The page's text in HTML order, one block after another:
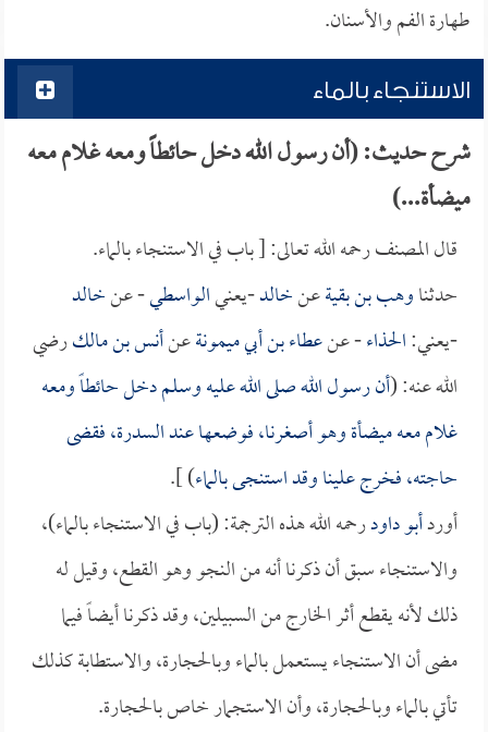
طهارة الفم والأسنان.
الاستنجاء بالماء
شرح حديث: (أن رسول الله دخل حائطاً ومعه غلام معه
ميضأة...)
قال المصنف رحمه الله تعالى: [ باب في الاستنجاء بالماء.
حدثناوهب بن بقيةعنخالد-يعنيالواسطي- عنخالد
-يعني:الحذاء- عنعطاء بن أبي ميمونةعنأنس بن مالكرضي
الله عنه: (أن رسول الله صلى الله عليه وسلم دخل حائطاً ومعه
غلام معه ميضأة وهو أصغرنا، فوضعها عند السدرة، فقضى
حاجته، فخرج علينا وقد استنجى بالماء) ].
أوردأبو داودرحمه الله هذه الترجمة: (باب في الاستنجاء بالماء)،
والاستنجاء سبق أن ذكرنا أنه من النجو وهو القطع، وقيل له
ذلك لأنه يقطع أثر الخارج من السبيلين، وقد ذكرنا أيضاً فيما
مضى أن الاستنجاء يستعمل بالماء وبالحجارة، والاستطابة كذلك
تأتي بالماء وبالحجارة، وأن الاستجمار خاص بالحجارة.